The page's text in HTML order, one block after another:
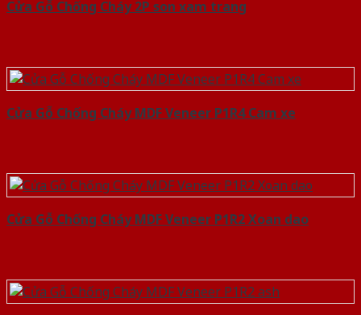
Cửa Gỗ Chống Cháy 2P son xam trang
Cửa Gỗ Chống Cháy MDF Veneer P1R4 Cam xe
Cửa Gỗ Chống Cháy MDF Veneer P1R2 Xoan dao